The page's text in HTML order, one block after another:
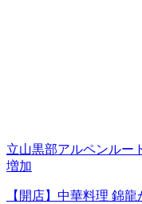
立山黒部アルペンルー
増加
【開店】中華料理 錦